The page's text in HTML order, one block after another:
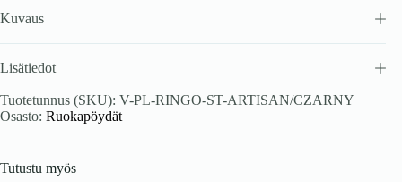
Kuvaus
Lisätiedot
Tuotetunnus (SKU): V-PL-RINGO-ST-ARTISAN/CZARNY
Osasto: Ruokapöydät
Tutustu myös